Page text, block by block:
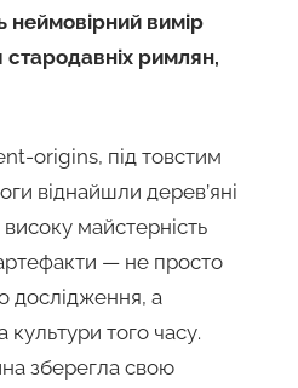
неймовірний вимір
римлян,
origins, під товстим
віднайшли дерев’яні
високу майстерність
— не просто
дослідження, а
того часу.
зберегла свою